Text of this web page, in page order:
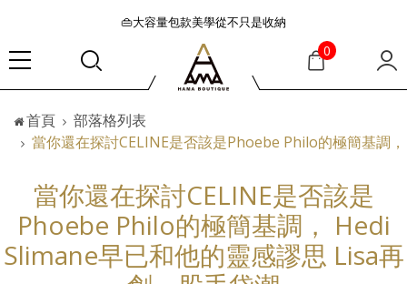
👜大容量包款美學從不只是收納
『折扣』降臨，將時髦夏季全部收藏
🟤「萬元初」入手HEREU小眾靜奢品牌包款
🟤TODS的義大利經典美學超越了短暫流行
🛒過季典藏特惠·折上再折
👜大容量包款美學從不只是收納
🟤「萬元初」入手HEREU小眾靜奢品牌包款
0
首頁
部落格列表
當你還在探討CELINE是否該是Phoebe Philo的極簡基調
當你還在探討CELINE是否該是
Phoebe Philo的極簡基調， Hedi
Slimane早已和他的靈感謬思 Lisa再